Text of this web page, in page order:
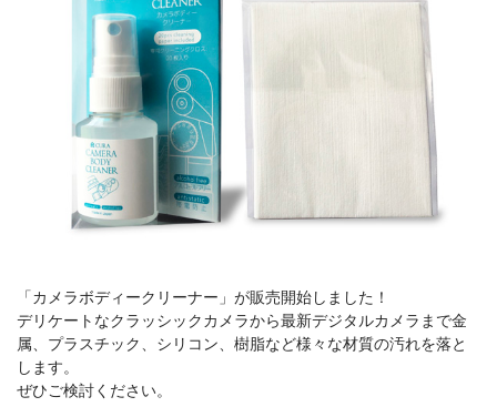
カメラアクセサリー
カメラバッグ
クリーニングポーチ
リング・あて革
蔵CURAセレクション
暗室不要の現像ボックス LAB-
BOX
カメラ露出計
ソフトレリーズ「小丸」
「カメラボディークリーナー」が販売開始しました！
デリケートなクラッシックカメラから最新デジタルカメラまで金
属、プラスチック、シリコン、樹脂など様々な材質の汚れを落と
します。
ぜひご検討ください。